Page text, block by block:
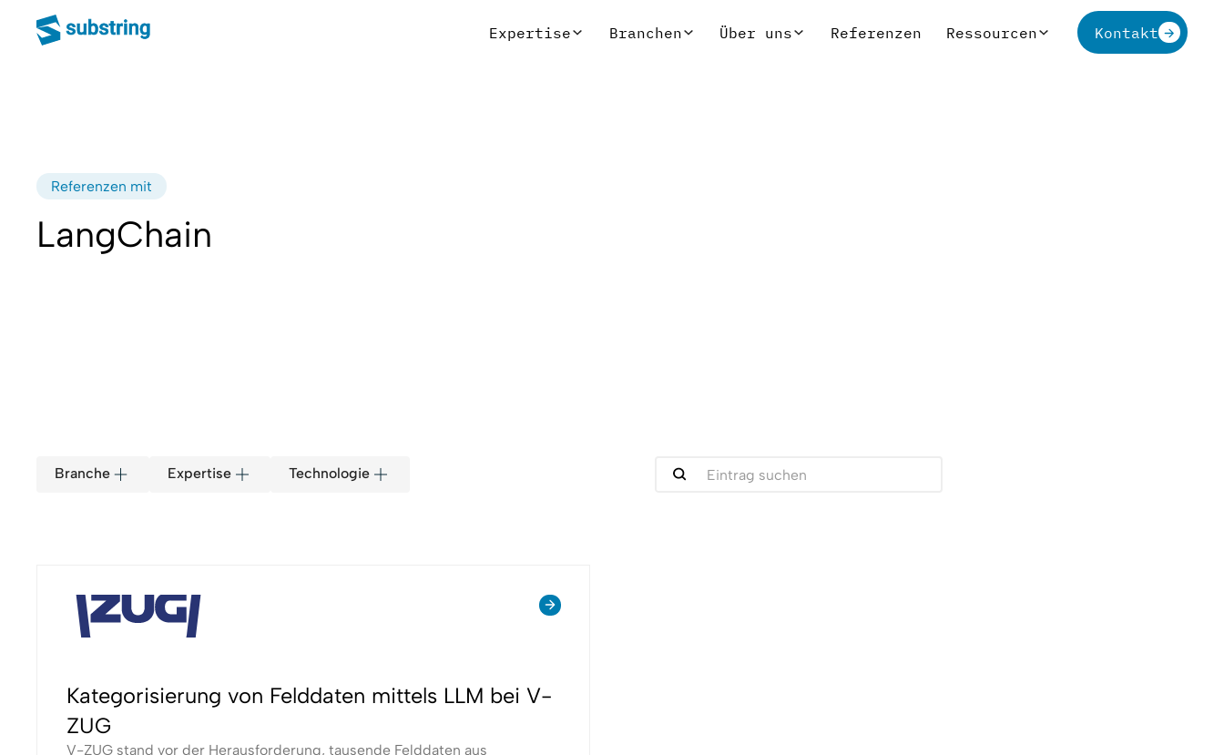
Expertise Branchen Über uns Referenzen Ressourcen Kontakt
Referenzen mit
LangChain
Branche Expertise Technologie
Kategorisierung von Felddaten mittels LLM bei V-
ZUG
V-ZUG stand vor der Herausforderung, tausende Felddaten aus